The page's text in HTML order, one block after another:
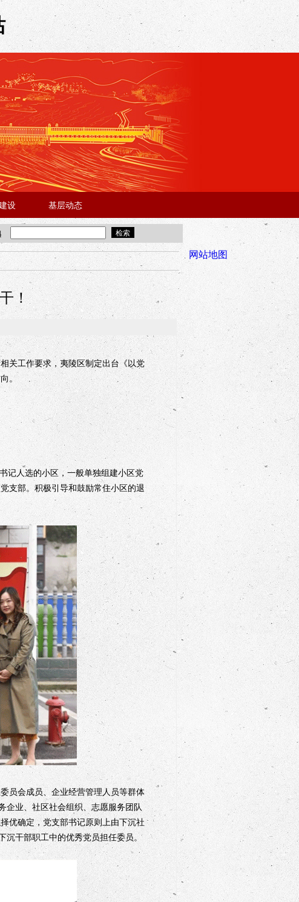
设 基层动态
位2025年“招才兴业”事业单位人才引进·北京站面试成绩公告 全市安全
！
关工作要求，夷陵区制定出台《以党
。
人选的小区，一般单独组建小区党
支部。积极引导和鼓励常住小区的退
会成员、企业经营管理人员等群体
企业、社区社会组织、志愿服务团队
优确定，党支部书记原则上由下沉社
沉干部职工中的优秀党员担任委员。
网站地图